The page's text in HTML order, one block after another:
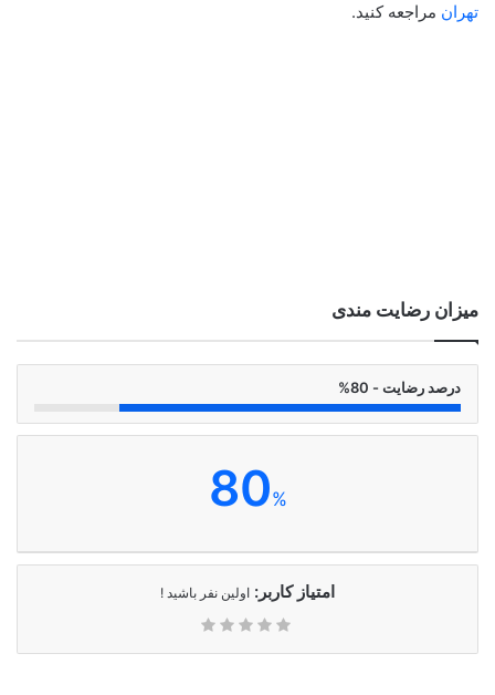
تهران مراجعه کنید.
میزان رضایت مندی
درصد رضایت - 80%
80%
امتیاز کاربر: اولین نفر باشید !